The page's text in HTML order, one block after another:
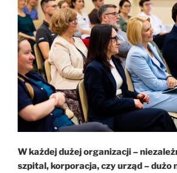
W każdej dużej organizacji –
szpital, korporacja, czy urząd – dużo